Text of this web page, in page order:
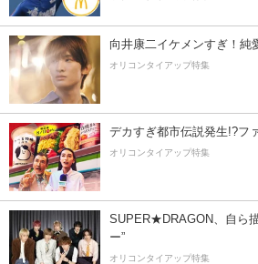
向井康二イケメンすぎ！純
オリコンタイアップ特集
デカすぎ都市伝説発生!?フ
オリコンタイアップ特集
SUPER★DRAGON、自ら
ー”
オリコンタイアップ特集